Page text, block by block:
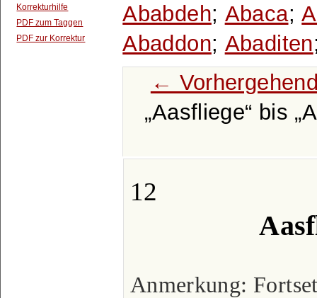
Korrekturhilfe
PDF zum Taggen
PDF zur Korrektur
Ababdeh; Abaca;
Abaddon; Abaditen
←
Aasfliege
bis
12
Anmerkung: